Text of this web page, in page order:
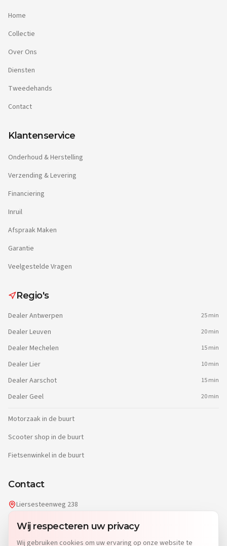
Wij respecteren uw privacy
Wij gebruiken cookies om uw ervaring op onze website te
Home
Collectie
Over Ons
Diensten
Tweedehands
Contact
Klantenservice
Onderhoud & Herstelling
Verzending & Levering
Financiering
Inruil
Afspraak Maken
Garantie
Veelgestelde Vragen
Regio's
DealerAntwerpen 25 min
DealerLeuven 20 min
DealerMechelen 15 min
DealerLier 10 min
DealerAarschot 15 min
Dealer Geel 20 min
Motorzaak in de buurt
Scooter shop in de buurt
Fietsenwinkel in de buurt
Contact
Liersesteenweg 238
2220 Heist-op-den-Berg
info@dgwheels.be